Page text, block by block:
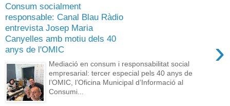
Consum socialment
responsable: Canal Blau Ràdio
entrevista Josep Maria
Canyelles amb motiu dels 40
anys de l'OMIC
›
Mediació en consum i responsabilitat social
empresarial: tercer especial pels 40 anys de
l’OMIC, l’Oficina Municipal d’Informació al
Consumi...